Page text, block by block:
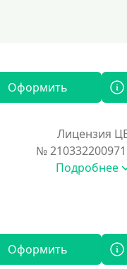
Оформить
Лицензия
№
Подробнее
Оформить